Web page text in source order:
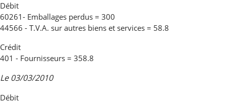
Débit
60261- Emballages perdus = 300
44566 - T.V.A. sur autres biens et services = 58.8
Crédit
401 - Fournisseurs = 358.8
Le 03/03/2010
Débit